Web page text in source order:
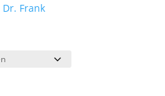
Dr. Frank